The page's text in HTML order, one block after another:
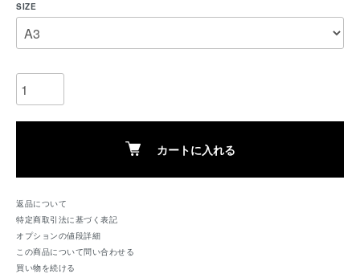
SIZE
カートに入れる
返品について
特定商取引法に基づく表記
オプションの値段詳細
この商品について問い合わせる
買い物を続ける